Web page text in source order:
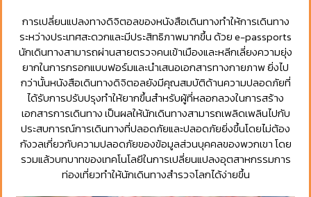
การเปลี่ยนแปลงทางดิจิตอลของหนังสือเดินทางทำให้การเดินทาง
ระหว่างประเทศสะดวกและมีประสิทธิภาพมากขึ้น ด้วย e-passports
นักเดินทางสามารถผ่านสายตรวจคนเข้าเมืองและหลีกเลี่ยงความยุ่ง
ยากในการกรอกแบบฟอร์มและนำเสนอเอกสารทางกายภาพ ยิ่งไป
กว่านั้นหนังสือเดินทางดิจิตอลยังมีคุณสมบัติด้านความปลอดภัยที่
ได้รับการปรับปรุงทำให้ยากขึ้นสำหรับผู้ที่หลอกลวงในการสร้าง
เอกสารการเดินทาง เป็นผลให้นักเดินทางสามารถเพลิดเพลินไปกับ
ประสบการณ์การเดินทางที่ปลอดภัยและปลอดภัยยิ่งขึ้นโดยไม่ต้อง
กังวลเกี่ยวกับความปลอดภัยของข้อมูลส่วนบุคคลของพวกเขา โดย
รวมแล้วบทบาทของเทคโนโลยีในการเปลี่ยนแปลงอุตสาหกรรมการ
ท่องเที่ยวทำให้นักเดินทางสำรวจโลกได้ง่ายขึ้น